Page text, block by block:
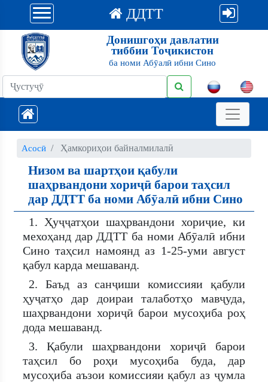
ДДТТ
Донишгоҳи давлатии
тиббии Тоҷикистон
ба номи Абӯалӣ ибни Сино
Асосӣ Ҳамкориҳои байналмилалӣ
Низом ва шартҳои қабули
шаҳрвандони хориҷӣ барои таҳсил
дар ДДТТ ба номи Абӯалӣ ибни Сино
1. Ҳуҷҷатҳои шаҳрвандони хориҷие, ки
мехоҳанд дар ДДТТ ба номи Абӯалӣ ибни
Сино таҳсил намоянд аз 1-25-уми август
қабул карда мешаванд.
2. Баъд аз санҷиши комиссияи қабули
ҳуҷатҳо дар доираи талаботҳо мавҷуда,
шаҳрвандони хориҷӣ барои мусоҳиба роҳ
дода мешаванд.
3. Қабули шаҳрвандони хориҷӣ барои
таҳсил бо роҳи мусоҳиба буда, дар
мусоҳиба аъзои комиссияи қабул аз ҷумла